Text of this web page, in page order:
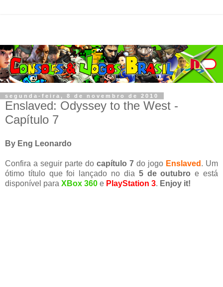
segunda-feira, 8 de novembro de 2010
Enslaved: Odyssey to the West -
Capítulo 7
By Eng Leonardo
Confira a seguir parte do capítulo 7 do jogo Enslaved . Um
ótimo título que foi lançado no dia 5 de outubro e está
disponível para XBox 360 e PlayStation 3. Enjoy it!